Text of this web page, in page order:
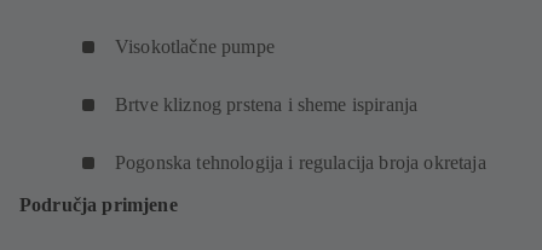
Visokotlačne pumpe
Brtve kliznog prstena i sheme ispiranja
Pogonska tehnologija i regulacija broja okretaja
Područja primjene